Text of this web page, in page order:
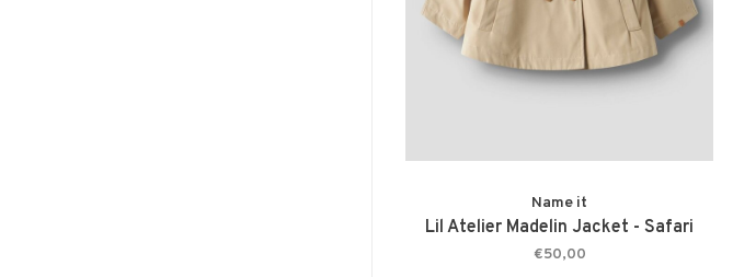
Name it
Lil Atelier Madelin Jacket - Safari
€50,00